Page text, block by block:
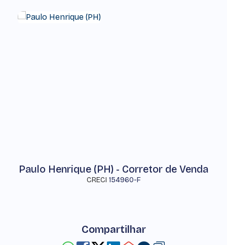
Paulo Henrique (PH) - Corretor de Venda
CRECI 154960-F
Compartilhar